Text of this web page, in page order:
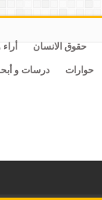
حقوق الانسان
حوارات درسات و